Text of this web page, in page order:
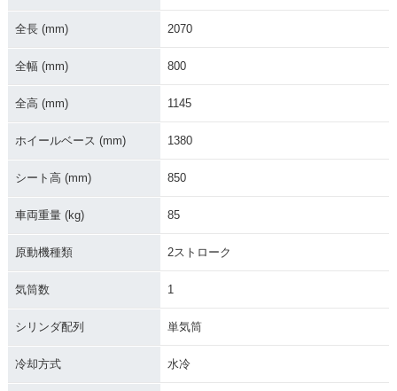
全長 (mm) 2070
全幅 (mm) 800
全高 (mm) 1145
ホイールベース (mm) 1380
シート高 (mm) 850
車両重量 (kg) 85
原動機種類 2ストローク
気筒数 1
シリンダ配列 単気筒
冷却方式 水冷